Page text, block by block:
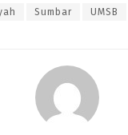
Sumbar UMSB